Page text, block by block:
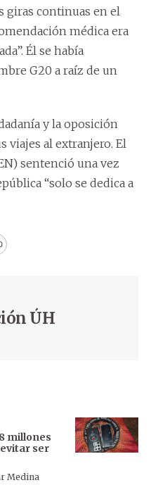
giras continuas en el
médica era
Él se había
G20 a raíz de un
y la oposición
viajes al extranjero. El
sentenció una vez
“solo se dedica a
ÚH
millones
ser
Medina